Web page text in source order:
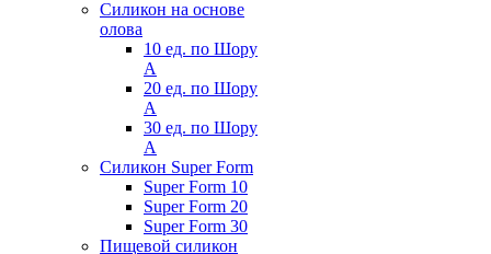
Силикон на основе
олова
10 ед. по Шору
А
20 ед. по Шору
А
30 ед. по Шору
А
Силикон Super Form
Super Form 10
Super Form 20
Super Form 30
Пищевой силикон